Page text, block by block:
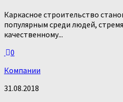
Каркасное строительство
популярным среди людей,
качественному...
0
Компании
31.08.2018